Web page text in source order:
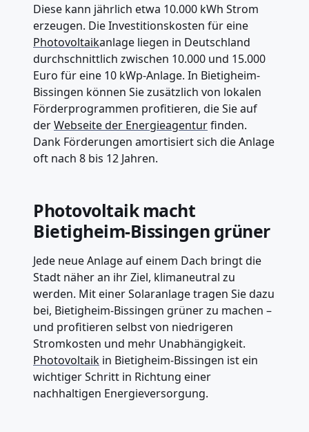
Diese kann jährlich etwa 10.000 kWh Strom
erzeugen. Die Investitionskosten für eine
Photovoltaikanlage liegen in Deutschland
durchschnittlich zwischen 10.000 und 15.000
Euro für eine 10 kWp-Anlage. In Bietigheim-
Bissingen können Sie zusätzlich von lokalen
Förderprogrammen profitieren, die Sie auf
derWebseite der Energieagenturfinden.
Dank Förderungen amortisiert sich die Anlage
oft nach 8 bis 12 Jahren.
Photovoltaik macht
Bietigheim-Bissingen grüner
Jede neue Anlage auf einem Dach bringt die
Stadt näher an ihr Ziel, klimaneutral zu
werden. Mit einer Solaranlage tragen Sie dazu
bei, Bietigheim-Bissingen grüner zu machen –
und profitieren selbst von niedrigeren
Stromkosten und mehr Unabhängigkeit.
Photovoltaik in Bietigheim-Bissingen ist ein
wichtiger Schritt in Richtung einer
nachhaltigen Energieversorgung.